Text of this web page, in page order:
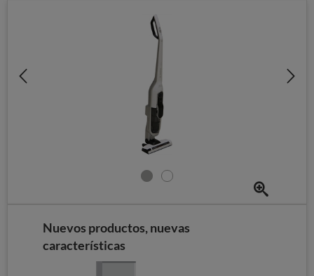
Nuevos productos, nuevas
características